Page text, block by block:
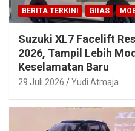
BERITA TERKINI GIIAS
Suzuki XL7 Facelift
2026, Tampil Lebih
Keselamatan Baru
29 Juli 2026 Yudi Atmaja